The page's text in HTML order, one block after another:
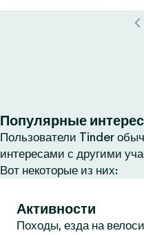
Популярные
Пользователи Tinder
интересами с другими
Вот некоторые из них:
Активности
Походы, езда на